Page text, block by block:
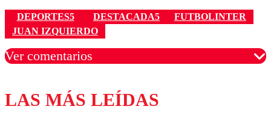
DEPORTES5 DESTACADA5
FUTBOLINTER
JUAN IZQUIERDO
Ver comentarios
Los comentarios son moderados para garantizar un
diálogo respetuoso.
LAS MÁS LEÍDAS